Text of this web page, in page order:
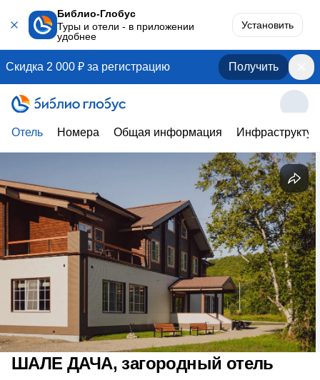
Библио-Глобус
Туры и отели - в приложении
удобнее
Установить
Скидка 2 000 ₽ за регистрацию Получить
Отель Номера Общая информация
ШАЛЕ ДАЧА, загородный отель